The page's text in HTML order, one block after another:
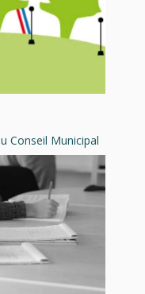
Conseil Municipal